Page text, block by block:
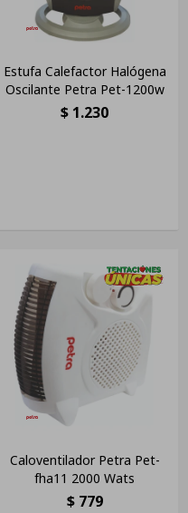
Estufa Calefactor Halógena
Oscilante Petra Pet-1200w
$ 1.230
Caloventilador Petra Pet-
fha11 2000 Wats
$ 779